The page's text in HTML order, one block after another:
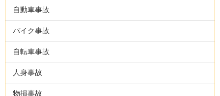
自動車事故
バイク事故
自転車事故
人身事故
物損事故